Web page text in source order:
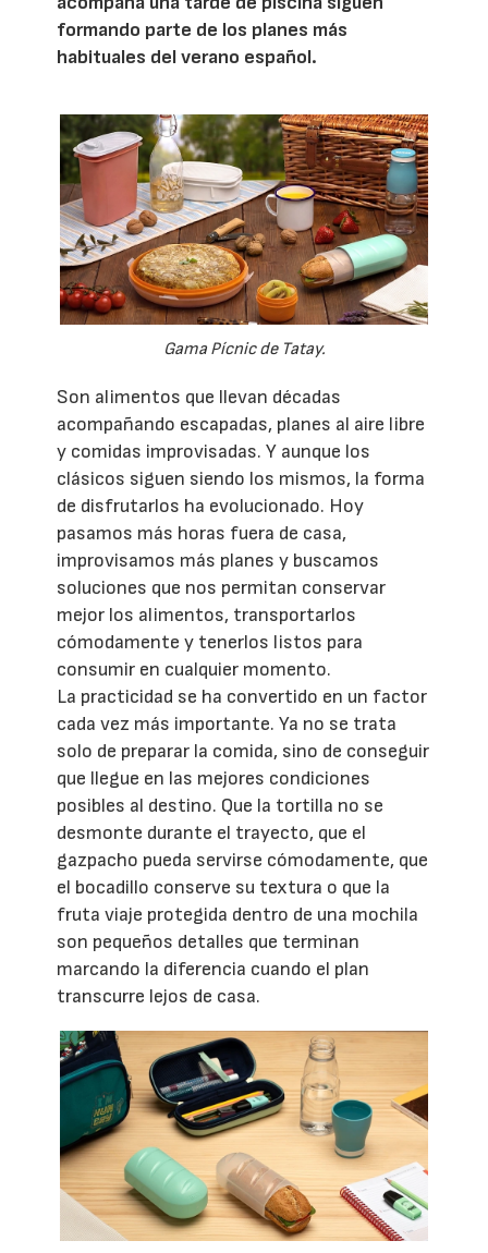
formando parte de los planes más
habituales del verano español.
Gama Pícnic de Tatay.
Son alimentos que llevan décadas
acompañando escapadas, planes al aire libre
y comidas improvisadas. Y aunque los
clásicos siguen siendo los mismos, la forma
de disfrutarlos ha evolucionado. Hoy
pasamos más horas fuera de casa,
improvisamos más planes y buscamos
soluciones que nos permitan conservar
mejor los alimentos, transportarlos
cómodamente y tenerlos listos para
consumir en cualquier momento.
La practicidad se ha convertido en un factor
cada vez más importante. Ya no se trata
solo de preparar la comida, sino de conseguir
que llegue en las mejores condiciones
posibles al destino. Que la tortilla no se
desmonte durante el trayecto, que el
gazpacho pueda servirse cómodamente, que
el bocadillo conserve su textura o que la
fruta viaje protegida dentro de una mochila
son pequeños detalles que terminan
marcando la diferencia cuando el plan
transcurre lejos de casa.